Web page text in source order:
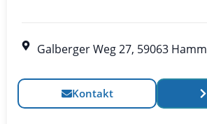
Galberger Weg 27, 59063 Hamm
Kontakt